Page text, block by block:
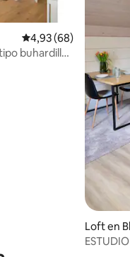
Calificación promedio:
4,93 (68)
buhardilla
Loft en